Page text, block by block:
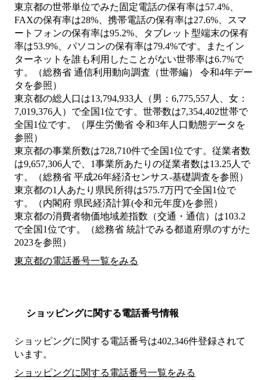
東京都の世帯単位でみた固定電話の保有率は57.4%、
FAXの保有率は28%、携帯電話の保有率は27.6%、スマ
ートフォンの保有率は95.2%、タブレット型端末の保有
率は53.9%、パソコンの保有率は79.4%です。またイン
ターネットを誰も利用したことがない世帯率は6.7%で
す。（総務省 通信利用動向調査（世帯編） 令和4年デー
タを参照）
東京都の総人口は13,794,933人（男：6,775,557人、女：
7,019,376人）で全国1位です。世帯数は7,354,402世帯で
全国1位です。（厚生労働省 令和3年人口動態データを
参照）
東京都の事業所数は728,710件で全国1位です。従業者数
は9,657,306人で、1事業所あたりの従業者数は13.25人で
す。（総務省 平成26年経済センサス‐基礎調査を参照）
東京都の1人あたり県民所得は575.7万円で全国1位で
す。（内閣府 県民経済計算(令和元年度)を参照）
東京都の消費者物価地域差指数（交通・通信）は103.2
で全国1位です。（総務省 統計でみる都道府県のすがた
2023を参照）
東京都の電話番号一覧をみる
ショッピングに関する電話番号情報
ショッピングに関する電話番号は402,346件登録されて
います。
ショッピングに関する電話番号一覧をみる